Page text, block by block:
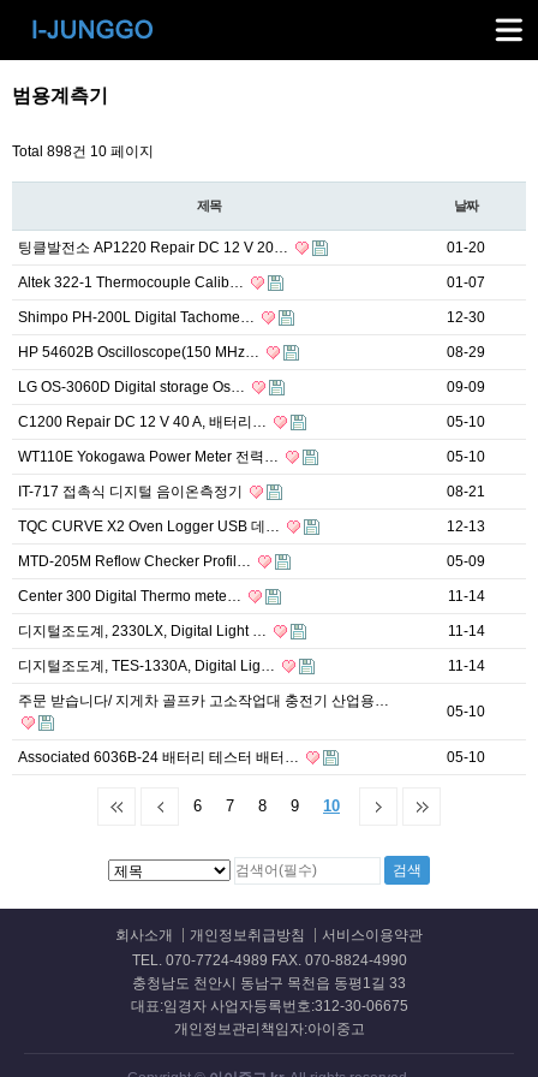
범용계측기
Total 898건 10 페이지
제목 날짜
팅클발전소 AP1220 Repair DC 12 V 20… 01-20
Altek 322-1 Thermocouple Calib… 01-07
Shimpo PH-200L Digital Tachome… 12-30
HP 54602B Oscilloscope(150 MHz… 08-29
LG OS-3060D Digital storage Os… 09-09
C1200 Repair DC 12 V 40 A, 배터리… 05-10
WT110E Yokogawa Power Meter 전력… 05-10
IT-717 접촉식 디지털 음이온측정기 08-21
TQC CURVE X2 Oven Logger USB 데… 12-13
MTD-205M Reflow Checker Profil… 05-09
Center 300 Digital Thermo mete… 11-14
디지털조도계, 2330LX, Digital Light … 11-14
디지털조도계, TES-1330A, Digital Lig… 11-14
주문 받습니다/ 지게차 골프카 고소작업대 충전기 산업용…
05-10
Associated 6036B-24 배터리 테스터 배터… 05-10
6 7 8 9 10
회사소개 개인정보취급방침
서비스이용약관
TEL. 070-7724-4989 FAX. 070-8824-4990
충청남도 천안시 동남구 목천읍 동평1길 33
대표:임경자 사업자등록번호:312-30-06675
개인정보관리책임자:아이중고